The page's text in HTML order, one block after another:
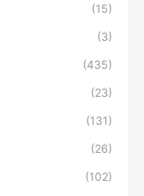
(15)
(3)
(435)
(23)
(131)
(26)
(102)